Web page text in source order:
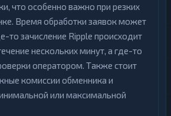
что особенно важно при резких
Время обработки заявок может
то зачисление Ripple происходит
нескольких минут, а где-то
оператором. Также стоит
комиссии обменника и
или максимальной